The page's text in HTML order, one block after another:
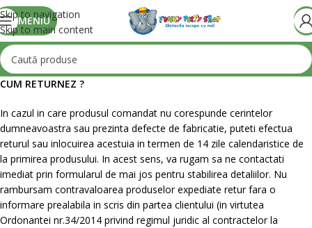
Skip to navigation
Skip to main content
MENIU
CUM RETURNEZ ?
In cazul in care produsul comandat nu corespunde cerintelor
dumneavoastra sau prezinta defecte de fabricatie, puteti efectua
returul sau inlocuirea acestuia in termen de 14 zile calendaristice de
la primirea produsului. In acest sens, va rugam sa ne contactati
imediat prin formularul de mai jos pentru stabilirea detaliilor. Nu
rambursam contravaloarea produselor expediate retur fara o
informare prealabila in scris din partea clientului (in virtutea
Ordonantei nr.34/2014 privind regimul juridic al contractelor la